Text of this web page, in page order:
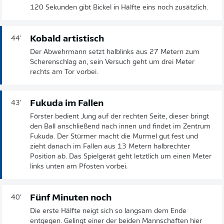
120 Sekunden gibt Bickel in Hälfte eins noch zusätzlich.
44' Kobald artistisch
Der Abwehrmann setzt halblinks aus 27 Metern zum
Scherenschlag an, sein Versuch geht um drei Meter
rechts am Tor vorbei.
43' Fukuda im Fallen
Förster bedient Jung auf der rechten Seite, dieser bringt
den Ball anschließend nach innen und findet im Zentrum
Fukuda. Der Stürmer macht die Murmel gut fest und
zieht danach im Fallen aus 13 Metern halbrechter
Position ab. Das Spielgerät geht letztlich um einen Meter
links unten am Pfosten vorbei.
40' Fünf Minuten noch
Die erste Hälfte neigt sich so langsam dem Ende
entgegen. Gelingt einer der beiden Mannschaften hier